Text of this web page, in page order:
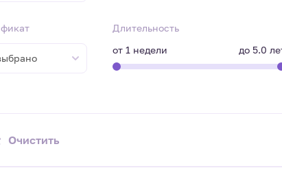
Длительность
от1 недели до 5.0
Очистить